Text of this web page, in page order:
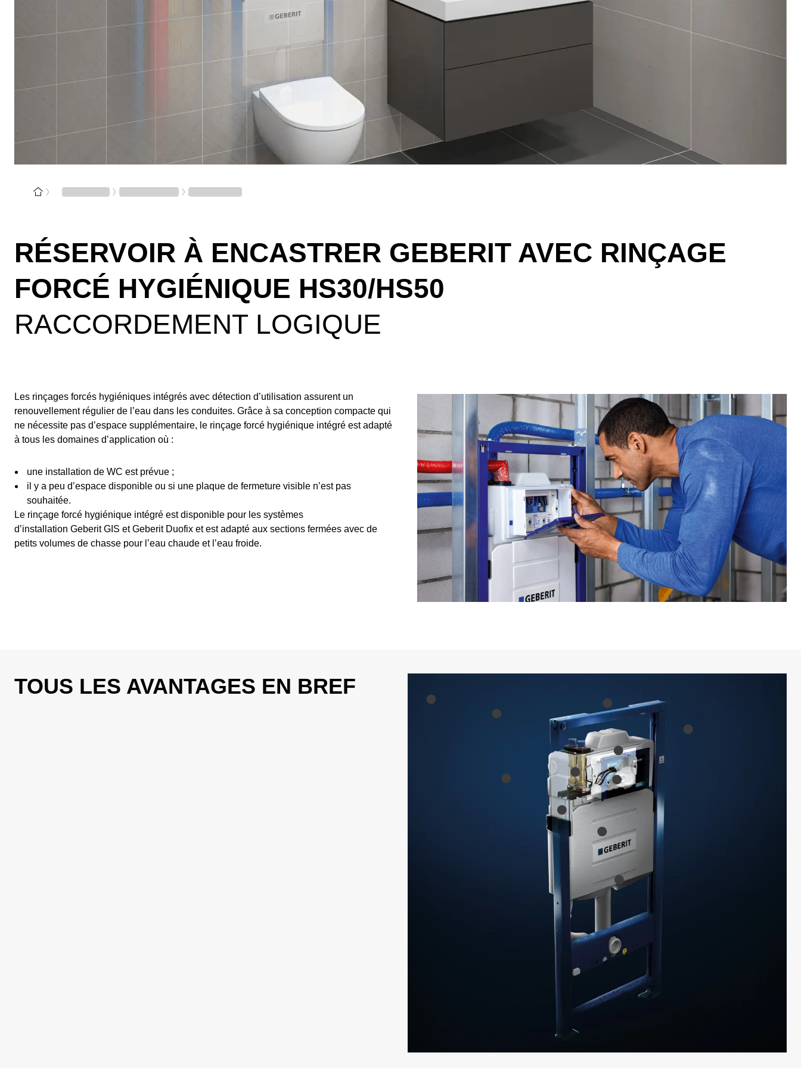
RÉSERVOIR À ENCASTRER GEBERIT AVEC RINÇAGE
FORCÉ HYGIÉNIQUE HS30/HS50
RACCORDEMENT LOGIQUE
Les rinçages forcés hygiéniques intégrés avec détection dʼutilisation assurent un
renouvellement régulier de lʼeau dans les conduites. Grâce à sa conception compacte qui
ne nécessite pas dʼespace supplémentaire, le rinçage forcé hygiénique intégré est adapté
à tous les domaines dʼapplication où :
une installation de WC est prévue ;
il y a peu dʼespace disponible ou si une plaque de fermeture visible nʼest pas
souhaitée.
Le rinçage forcé hygiénique intégré est disponible pour les systèmes
dʼinstallation Geberit GIS et Geberit Duofix et est adapté aux sections fermées avec de
petits volumes de chasse pour lʼeau chaude et lʼeau froide.
TOUS LES AVANTAGES EN BREF